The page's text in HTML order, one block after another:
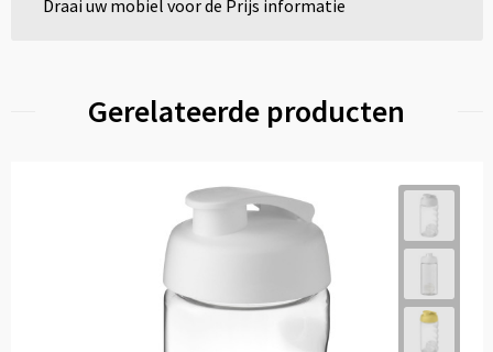
Draai uw mobiel voor de Prijs informatie
Gerelateerde producten